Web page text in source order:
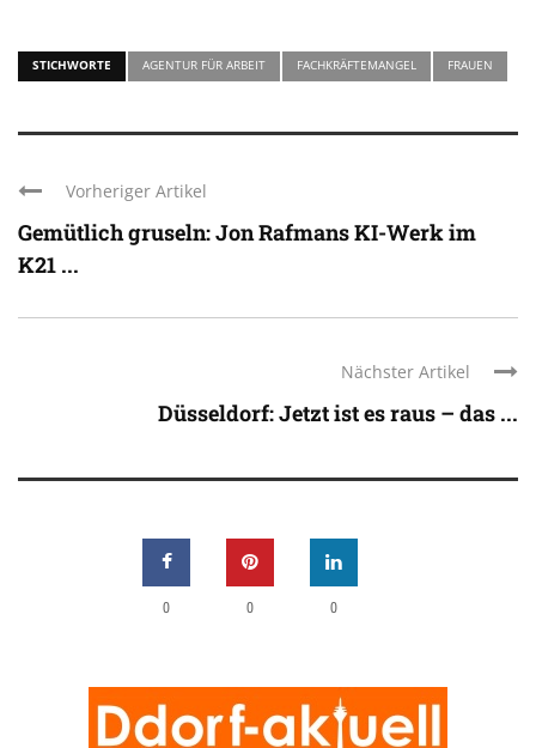
STICHWORTE AGENTUR FÜR ARBEIT FACHKRÄFTEMANGEL FRAUEN
Vorheriger Artikel
Gemütlich gruseln: Jon Rafmans KI-Werk im
K21 ...
Nächster Artikel
Düsseldorf: Jetzt ist es raus – das ...
0 0 0